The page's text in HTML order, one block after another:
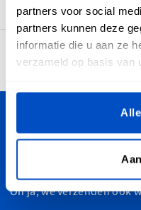
partners voor social
partners kunnen deze
informatie die u aan ze
verzameld op basis van
4,7
Personaliseer je
Dutch Label Shop
van Maastricht tot
Oh ja, we verzenden ook